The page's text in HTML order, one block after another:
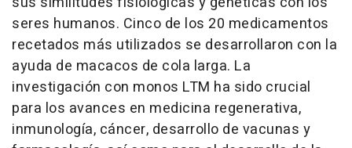
seres humanos. Cinco de los 20 medicamentos
recetados más utilizados se desarrollaron con la
ayuda de macacos de cola larga. La
investigación con monos LTM ha sido crucial
para los avances en medicina regenerativa,
inmunología, cáncer, desarrollo de vacunas y